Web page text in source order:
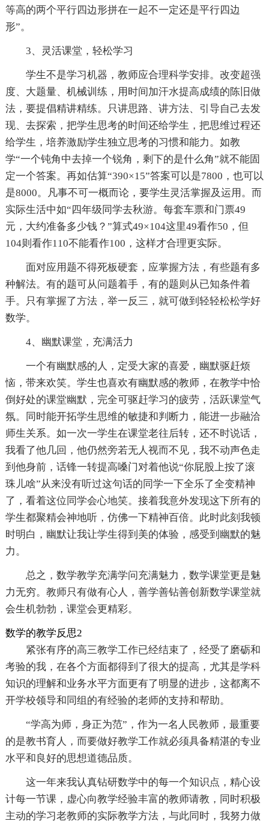
等高的两个平行四边形拼在一起不一定还是平行四边
形”。
3、灵活课堂，轻松学习
学生不是学习机器，教师应合理科学安排。改变超强
度、大题量、机械训练，用时间加汗水提高成绩的陈旧做
法，要提倡精讲精练。只讲思路、讲方法、引导自己去发
现、去探索，把学生思考的时间还给学生，把思维过程还
给学生，培养激励学生独立思考的习惯和能力。如教
学“一个钝角中去掉一个锐角，剩下的是什么角”就不能固
定一个答案。再如估算“390×15”答案可以是7800，也可以
是8000。凡事不可一概而论，要学生灵活掌握及运用。而
实际生活中如“四年级同学去秋游。每套车票和门票49
元，大约准备多少钱？”算式49×104这里49看作50，但
104则看作110不能看作100，这样才合理更实际。
面对应用题不得死板硬套，应掌握方法，有些题有多
种解法。有的题可从问题着手，有的题则从已知条件着
手。只有掌握了方法，举一反三，就可做到轻轻松松学好
数学。
4、幽默课堂，充满活力
一个有幽默感的人，定受大家的喜爱，幽默驱赶烦
恼，带来欢笑。学生也喜欢有幽默感的教师，在教学中恰
倒好处的课堂幽默，完全可驱赶学习的疲劳，活跃课堂气
氛。同时能开拓学生思维的敏捷和判断力，能进一步融洽
师生关系。如一次一学生在课堂老往后转，还不时说话，
我看了他几回，他仍然旁若无人视而不见，我不动声色走
到他身前，话锋一转提高嗓门对着他说“你屁股上按了滚
珠儿啥”从来没有听过这句话的同学一下全乐了全变精神
了，看着这位同学会心地笑。接着我意外发现这下所有的
学生都聚精会神地听，仿佛一下精神百倍。此时此刻我顿
时明白，幽默让我让学生得到美的体验，感受到幽默的魅
力。
总之，数学教学充满学问充满魅力，数学课堂更是魅
力无穷。教师只有做有心人，善学善钻善创新数学课堂就
会生机勃勃，课堂会更精彩。
数学的教学反思2
紧张有序的高三教学工作已经结束了，经受了磨砺和
考验的我，在各个方面都得到了很大的提高，尤其是学科
知识的理解和业务水平方面更有了明显的进步，这都离不
开学校领导和同组的有经验的老师的支持和帮助。
“学高为师，身正为范”，作为一名人民教师，最重要
的是教书育人，而要做好教学工作就必须具备精湛的专业
水平和良好的思想道德品质。
这一年来我认真钻研数学中的每一个知识点，精心设
计每一节课，虚心向教学经验丰富的教师请教，同时积极
主动的学习老教师的实际教学方法，与此同时，我努力做